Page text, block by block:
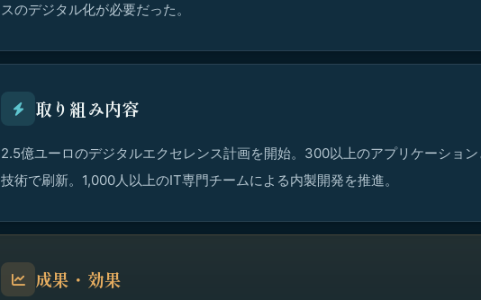
スのデジタル化が必要だった。
取り組み内容
2.5億ユーロのデジタルエクセレンス計画を開始。300以上のアプリケーショ
技術で刷新。1,000人以上のIT専門チームによる内製開発を推進。
成果・効果